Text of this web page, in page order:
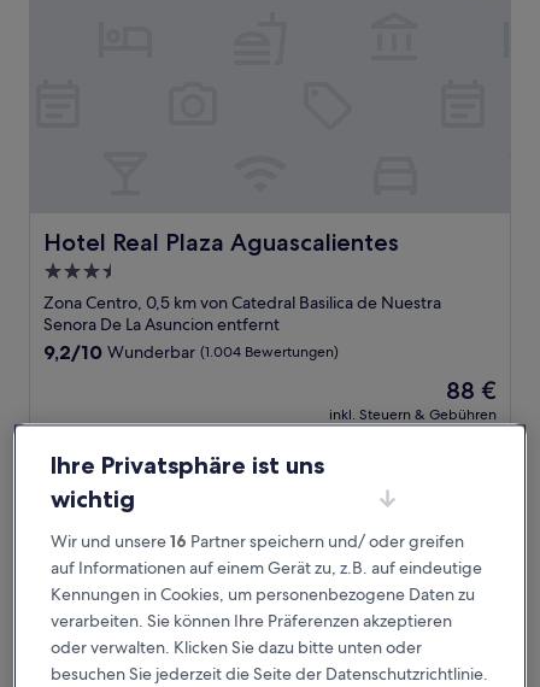
Hotel Real Plaza Aguascalientes
Hotel Real Plaza Aguascalientes
3.5-
Sterne-
Unterkunft
Zona Centro, 0,5 km von Catedral Basilica de Nuestra
Senora De La Asuncion entfernt
9.2
Bewertungen)
9,2/10 Wunderbar (1.004 Bewertungen)
Der
Preis
beträgt
88 €
inkl. Steuern & Gebühren
Ihre Privatsphäre ist uns
wichtig
Wir und unsere16 Partner speichern und/ oder greifen
auf Informationen auf einem Gerät zu, z.B. auf eindeutige
Kennungen in Cookies, um personenbezogene Daten zu
verarbeiten. Sie können Ihre Präferenzen akzeptieren
oder verwalten. Klicken Sie dazu bitte unten oder
besuchen Sie jederzeit die Seite der Datenschutzrichtlinie.